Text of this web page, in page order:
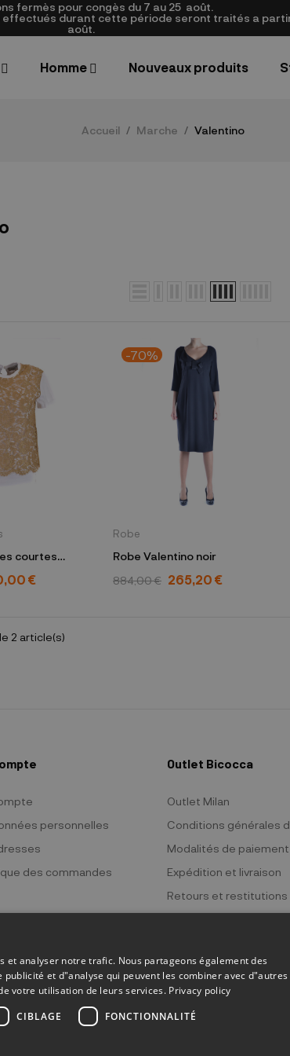
fermès pour congès du 7 au 25 août.
effectués durant cette période seront traités a
août.
Homme Nouveaux produits
Accueil Marche Valentino
courtes
€
-70%
Robe
Robe Valentino noir
884,00 € 265,20 €
2 article(s)
personnelles
des commandes
Outlet Bicocca
Outlet Milan
Conditions générales
Modalités de paiement
Expédition et livraison
Retours et restitutions
et analyser notre trafic. Nous partageons également des
et d"analyse qui peuvent les combiner avec d"autres
votre utilisation de leurs services. Privacy policy
CIBLAGE FONCTIONNALITÉ